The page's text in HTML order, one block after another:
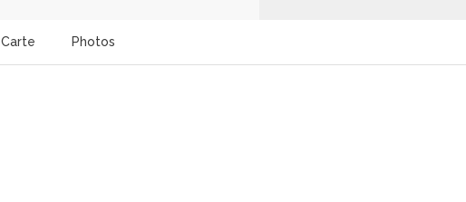
Carte Photos